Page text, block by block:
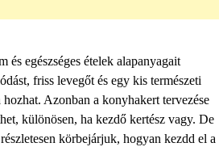
és egészséges ételek alapanyagait
friss levegőt és egy kis természeti
Azonban a konyhakert tervezése
különösen, ha kezdő kertész vagy. De
körbejárjuk, hogyan kezdd el a